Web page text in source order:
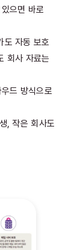
으면 바로
도 자동 보호
회사 자료는
드 방식으로
, 작은 회사도